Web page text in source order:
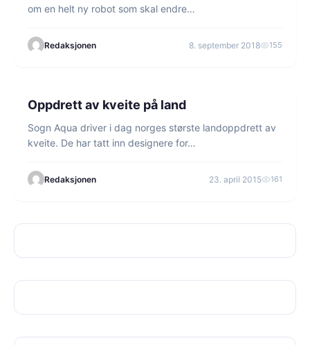
om en helt ny robot som skal endre…
Redaksjonen 8. september 2018 155
HAVFISKE
Oppdrett av kveite på land
Sogn Aqua driver i dag norges største landoppdrett av
kveite. De har tatt inn designere for…
Redaksjonen 23. april 2015 161